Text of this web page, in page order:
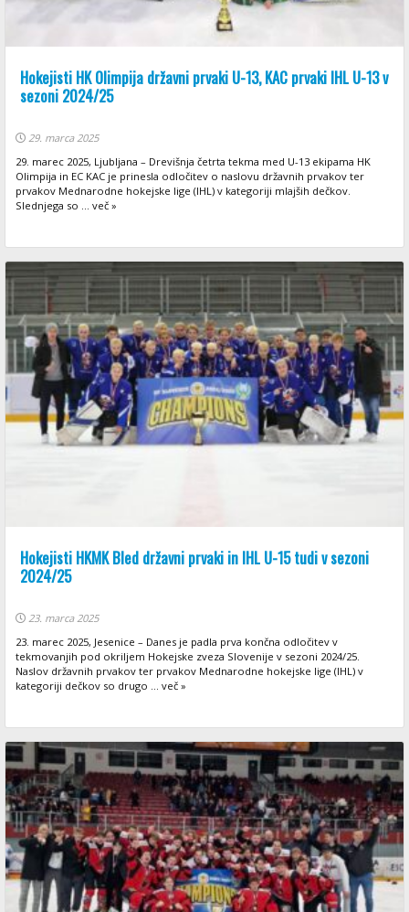
Hokejisti HK Olimpija državni prvaki U-13, KAC prvaki IHL U-13 v
sezoni 2024/25
29. marca 2025
29. marec 2025, Ljubljana – Drevišnja četrta tekma med U-13 ekipama HK
Olimpija in EC KAC je prinesla odločitev o naslovu državnih prvakov ter
prvakov Mednarodne hokejske lige (IHL) v kategoriji mlajših dečkov.
Slednjega so ... več »
Hokejisti HKMK Bled državni prvaki in IHL U-15 tudi v sezoni
2024/25
23. marca 2025
23. marec 2025, Jesenice – Danes je padla prva končna odločitev v
tekmovanjih pod okriljem Hokejske zveza Slovenije v sezoni 2024/25.
Naslov državnih prvakov ter prvakov Mednarodne hokejske lige (IHL) v
kategoriji dečkov so drugo ... več »